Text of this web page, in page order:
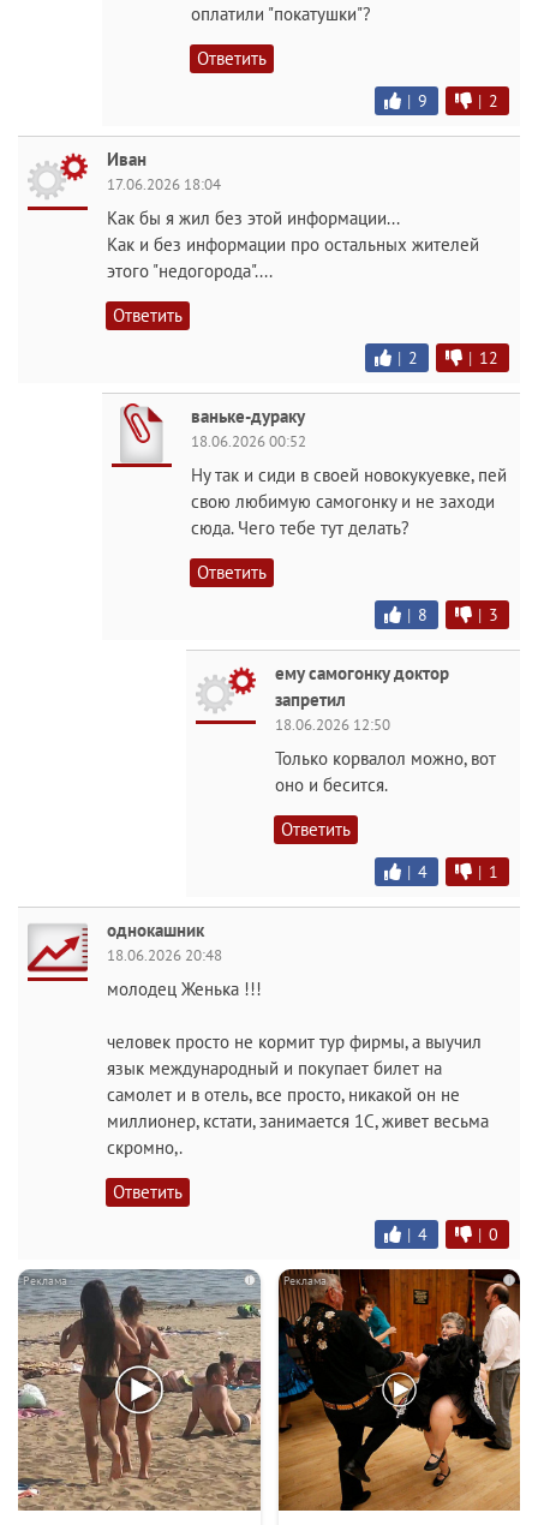
оплатили "покатушки"?
Ответить
| 9 | 2
Иван
17.06.2026 18:04
Как бы я жил без этой информации...
Как и без информации про остальных жителей
этого "недогорода"....
Ответить
| 2 | 12
ваньке-дураку
18.06.2026 00:52
Ну так и сиди в своей новокукуевке, пей
свою любимую самогонку и не заходи
сюда. Чего тебе тут делать?
Ответить
| 8 | 3
ему самогонку доктор
запретил
18.06.2026 12:50
Только корвалол можно, вот
оно и бесится.
Ответить
| 4 | 1
однокашник
18.06.2026 20:48
молодец Женька !!!
человек просто не кормит тур фирмы, а выучил
язык международный и покупает билет на
самолет и в отель, все просто, никакой он не
миллионер, кстати, занимается 1С, живет весьма
скромно,.
Ответить
| 4 | 0
i i